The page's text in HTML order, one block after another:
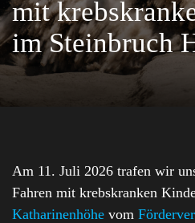
mit
im Steinbruch
Am 11. Juli 2026 trafen wir
Fahren mit krebskranken
Katharinenhöhe vom